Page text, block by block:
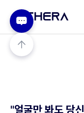
"얼굴만 봐도 당